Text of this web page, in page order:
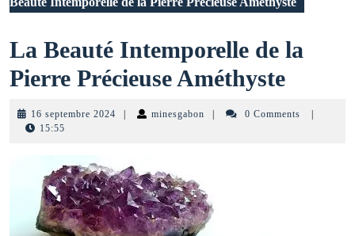
La Beauté Intemporelle de la
Pierre Précieuse AméthysteLa
Beauté
16 septembre 2024 16
minesgabon minesgabon0 Comments
15:55